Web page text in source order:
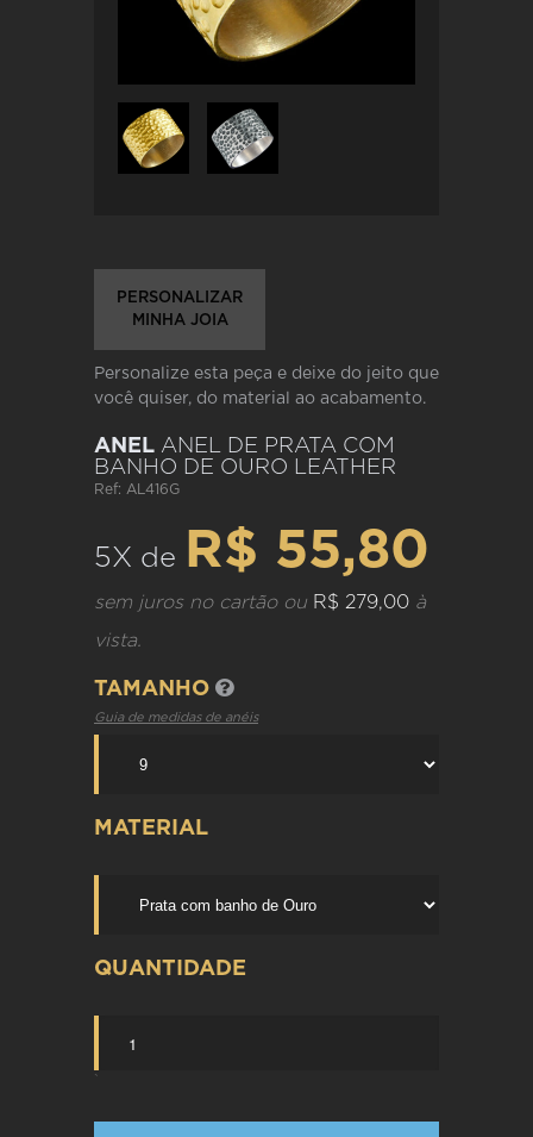
PERSONALIZAR
MINHA JOIA
Personalize esta peça e deixe do jeito que
você quiser, do material ao acabamento.
ANEL ANEL DE PRATA COM
BANHO DE OURO LEATHER
Ref: AL416G
5X de R$ 55,80
sem juros no cartão ou R$ 279,00 à
vista.
TAMANHO
Guia de medidas de anéis
MATERIAL
QUANTIDADE
`